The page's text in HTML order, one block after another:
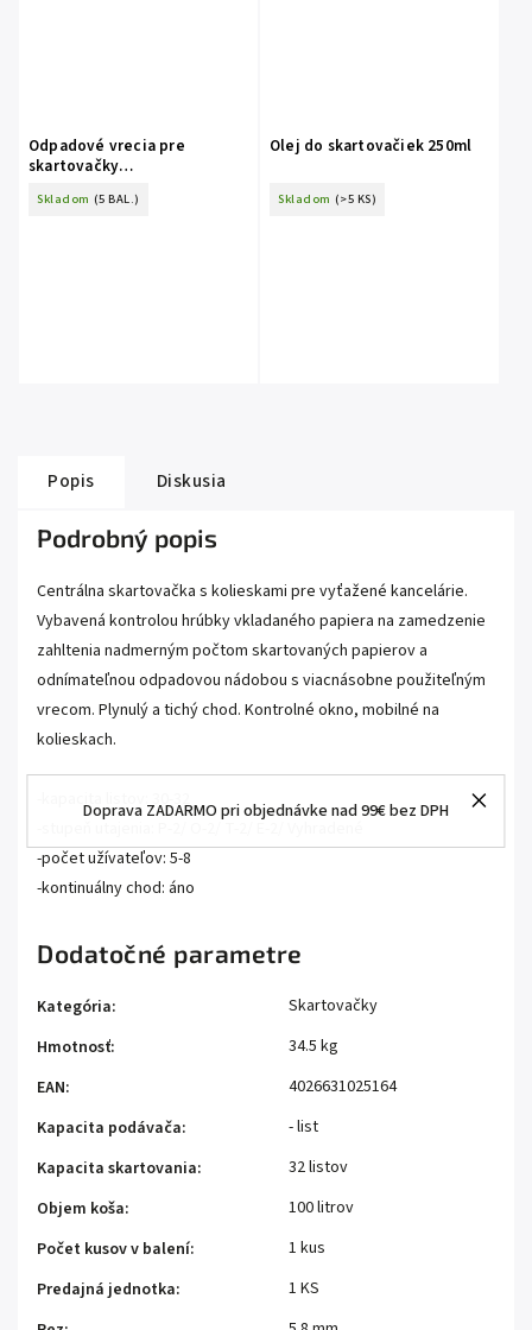
Doprava ZADARMO pri objednávke nad 99€ bez DPH
Odpadové vrecia pre
skartovačky
Skladom (5 BAL.)
Olej do skartovačiek 250ml
Skladom (>5 KS)
Popis Diskusia
Podrobný popis
Centrálna skartovačka s kolieskami pre vyťažené kancelárie.
Vybavená kontrolou hrúbky vkladaného papiera na zamedzenie
zahltenia nadmerným počtom skartovaných papierov a
odnímateľnou odpadovou nádobou s viacnásobne použiteľným
vrecom. Plynulý a tichý chod. Kontrolné okno, mobilné na
kolieskach.
-kapacita listov: 30-32
-počet užívateľov: 5-8
-kontinuálny chod: áno
Dodatočné parametre
Kategória:
Skartovačky
Hmotnosť:
34.5 kg
EAN:
4026631025164
Kapacita podávača:
- list
Kapacita skartovania:
32 listov
Objem koša:
100 litrov
Počet kusov v balení:
1 kus
Predajná jednotka:
1 KS